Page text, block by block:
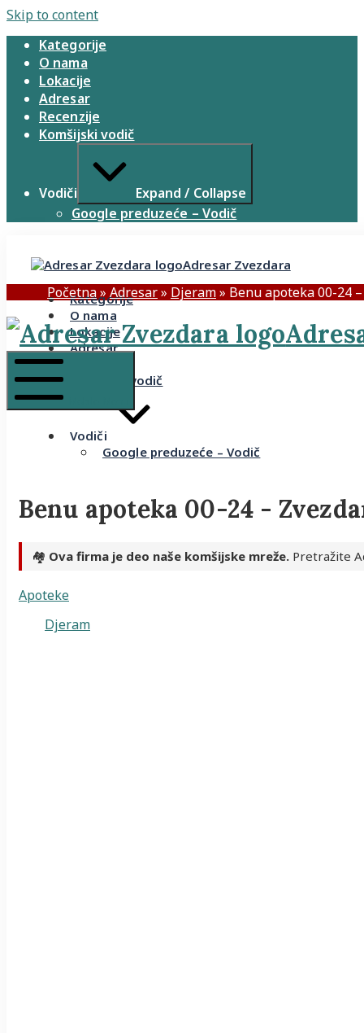
Skip to content
Kategorije
O nama
Lokacije
Adresar
Recenzije
Komšijski vodič
Vodiči
Expand / Collapse
Google preduzeće – Vodič
Adresar Zvezdara
Kategorije
O nama
Lokacije
Adresar
Komšijski vodič
Vodiči
Google preduzeće – Vodič
Početna» Adresar» Djeram» Benu apoteka 00-24
Benu apoteka 00-24 -
🏘️ Ova firma je deo naše komšijske mreže. Pretražite
Apoteke
Djeram